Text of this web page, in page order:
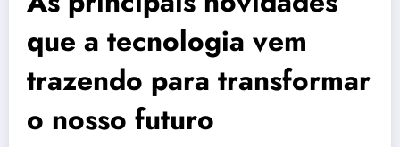
que a tecnologia vem
trazendo para transformar
o nosso futuro